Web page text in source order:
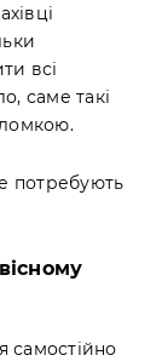
всі
саме такі
потребують
самостійно